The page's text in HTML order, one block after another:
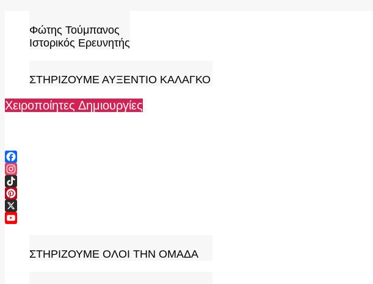
content
Φώτης Τούμπανος
Ιστορικός Ερευνητής
ΣΤΗΡΙΖΟΥΜΕ ΑΥΞΕΝΤΙΟ ΚΑΛΑΓΚΟ
Χειροποίητες Δημιουργίες
Facebook
Instagram
TikTok
Pinterest
X
ΣΤΗΡΙΖΟΥΜΕ ΟΛΟΙ ΤΗΝ ΟΜΑΔΑ